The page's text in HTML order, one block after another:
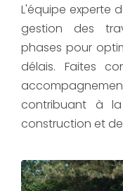
L'équipe experte
gestion des
phases pour
délais. Faites
contribuant à
construction et